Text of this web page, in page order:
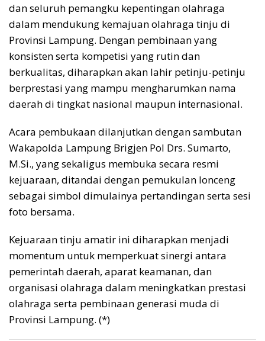
dan seluruh pemangku kepentingan olahraga
dalam mendukung kemajuan olahraga tinju di
Provinsi Lampung. Dengan pembinaan yang
konsisten serta kompetisi yang rutin dan
berkualitas, diharapkan akan lahir petinju-petinju
berprestasi yang mampu mengharumkan nama
daerah di tingkat nasional maupun internasional.
Acara pembukaan dilanjutkan dengan sambutan
Wakapolda Lampung Brigjen Pol Drs. Sumarto,
M.Si., yang sekaligus membuka secara resmi
kejuaraan, ditandai dengan pemukulan lonceng
sebagai simbol dimulainya pertandingan serta sesi
foto bersama.
Kejuaraan tinju amatir ini diharapkan menjadi
momentum untuk memperkuat sinergi antara
pemerintah daerah, aparat keamanan, dan
organisasi olahraga dalam meningkatkan prestasi
olahraga serta pembinaan generasi muda di
Provinsi Lampung. (*)